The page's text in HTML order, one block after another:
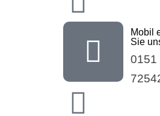
Mobil
Sie
0151